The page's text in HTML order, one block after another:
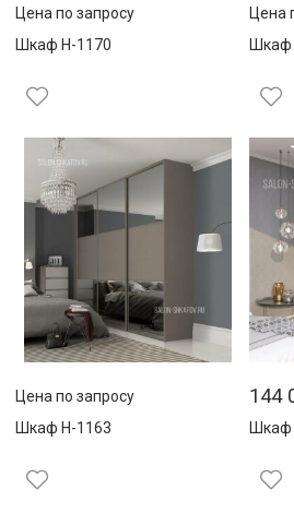
Цена по запросу
Шкаф Н-1170
Цена
Шкаф
Цена по запросу
Шкаф Н-1163
144
Шкаф